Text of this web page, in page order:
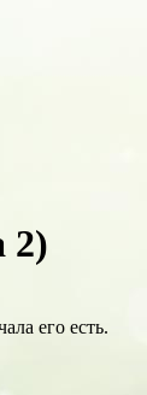
2)
его есть.